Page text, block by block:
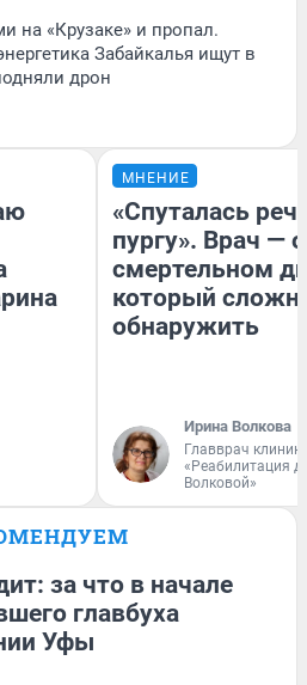
на «Крузаке» и пропал.
Забайкалья ищут в
дрон
МНЕНИЕ
«Спуталась
пургу». Врач — о
смертельном
который
обнаружить
Ирина Волкова
Главврач
«Реабилитация
Волковой»
за что в начале
главбуха
Уфы